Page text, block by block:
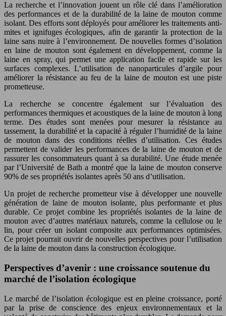
La recherche et l’innovation jouent un rôle clé dans l’amélioration
des performances et de la durabilité de la laine de mouton comme
isolant. Des efforts sont déployés pour améliorer les traitements anti-
mites et ignifuges écologiques, afin de garantir la protection de la
laine sans nuire à l’environnement. De nouvelles formes d’isolation
en laine de mouton sont également en développement, comme la
laine en spray, qui permet une application facile et rapide sur les
surfaces complexes. L’utilisation de nanoparticules d’argile pour
améliorer la résistance au feu de la laine de mouton est une piste
prometteuse.
La recherche se concentre également sur l’évaluation des
performances thermiques et acoustiques de la laine de mouton à long
terme. Des études sont menées pour mesurer la résistance au
tassement, la durabilité et la capacité à réguler l’humidité de la laine
de mouton dans des conditions réelles d’utilisation. Ces études
permettent de valider les performances de la laine de mouton et de
rassurer les consommateurs quant à sa durabilité. Une étude menée
par l’Université de Bath a montré que la laine de mouton conserve
90% de ses propriétés isolantes après 50 ans d’utilisation.
Un projet de recherche prometteur vise à développer une nouvelle
génération de laine de mouton isolante, plus performante et plus
durable. Ce projet combine les propriétés isolantes de la laine de
mouton avec d’autres matériaux naturels, comme la cellulose ou le
lin, pour créer un isolant composite aux performances optimisées.
Ce projet pourrait ouvrir de nouvelles perspectives pour l’utilisation
de la laine de mouton dans la construction écologique.
Perspectives d’avenir : une croissance soutenue du
marché de l’isolation écologique
Le marché de l’isolation écologique est en pleine croissance, porté
par la prise de conscience des enjeux environnementaux et la